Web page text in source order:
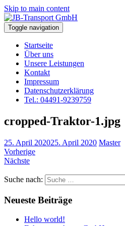
Skip to main content
Toggle navigation
Startseite
Über uns
Unsere Leistungen
Kontakt
Impressum
Datenschutzerklärung
Tel.: 04491-9239759
cropped-Traktor-1.jpg
25. April 202025. April 2020 Master
Vorherige
Nächste
Suche nach:
Neueste Beiträge
Hello world!